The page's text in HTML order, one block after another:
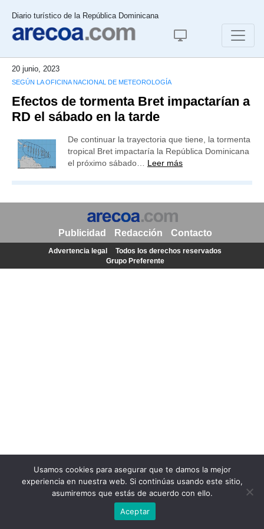
Diario turístico de la República Dominicana
20 junio, 2023
SEGÚN LA OFICINA NACIONAL DE METEOROLOGÍA
Efectos de tormenta Bret impactarían a
RD el sábado en la tarde
De continuar la trayectoria que tiene, la tormenta
tropical Bret impactaría la República Dominicana
el próximo sábado… Leer más
Usamos cookies para asegurar que te damos la mejor
experiencia en nuestra web. Si continúas usando este sitio,
asumiremos que estás de acuerdo con ello.
Aceptar
Publicidad Redacción Contacto
Advertencia legal
Todos los derechos reservados
Grupo Preferente